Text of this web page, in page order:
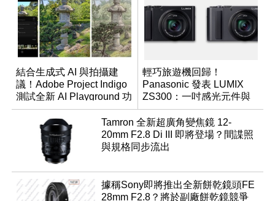
結合生成式 AI 與拍攝建
議！Adobe Project Indigo
測試全新 AI Playground 功
能
輕巧旅遊機回歸！
Panasonic 發表 LUMIX
ZS300：一吋感光元件與
15 倍光學變焦
Tamron 全新超廣角變焦鏡 12-
20mm F2.8 Di III 即將登場？間諜照
與規格同步流出
據稱Sony即將推出全新餅乾鏡頭FE
28mm F2.8？將於副廠餅乾鏡競爭